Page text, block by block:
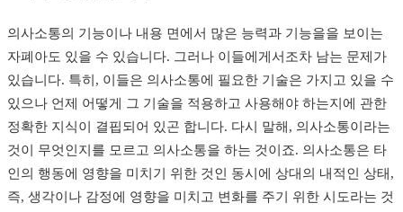
의사소통의 기능이나 내용 면에서 많은 능력과 기능을을 보이는
자폐아도 있을 수 있습니다. 그러나 이들에게서조차 남는 문제가
있습니다. 특히, 이들은 의사소통에 필요한 기술은 가지고 있을 수
있으나 언제 어떻게 그 기술을 적용하고 사용해야 하는지에 관한
정확한 지식이 결핍되어 있곤 합니다. 다시 말해, 의사소통이라는
것이 무엇인지를 모르고 의사소통을 하는 것이죠. 의사소통은 타
인의 행동에 영향을 미치기 위한 것인 동시에 상대의 내적인 상태,
즉, 생각이나 감정에 영향을 미치고 변화를 주기 위한 시도라는 것